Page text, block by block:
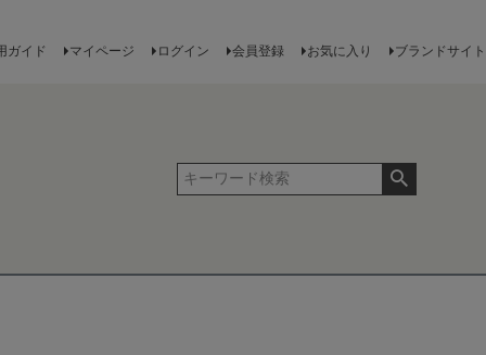
ガイド マイページ ログイン 会員登録 お気に入り ブランドサイト